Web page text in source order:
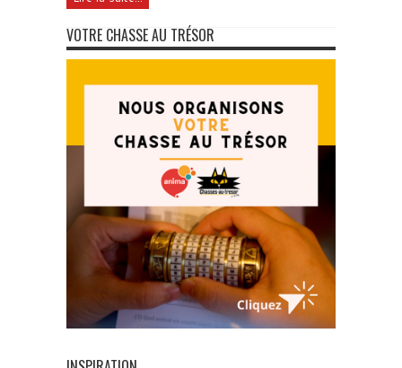
VOTRE CHASSE AU TRÉSOR